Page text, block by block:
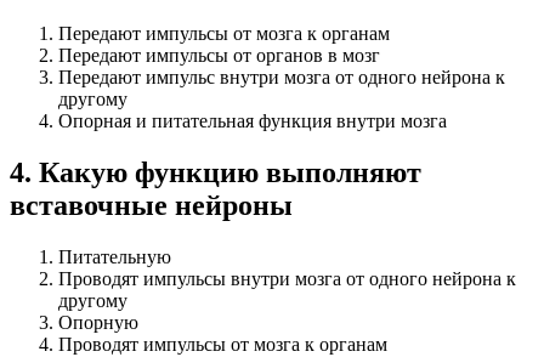
Передают импульсы от мозга к органам
Передают импульсы от органов в мозг
Передают импульс внутри мозга от одного нейрона к
другому
Опорная и питательная функция внутри мозга
4. Какую функцию выполняют
вставочные нейроны
Питательную
Проводят импульсы внутри мозга от одного нейрона к
другому
Опорную
Проводят импульсы от мозга к органам